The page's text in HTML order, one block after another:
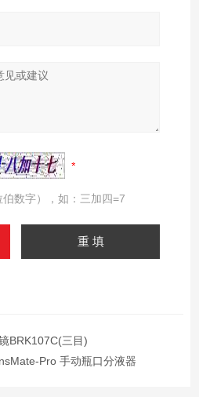
数字），如：三加四=7
BRK107C(三目)
Pro 手动瓶口分液器